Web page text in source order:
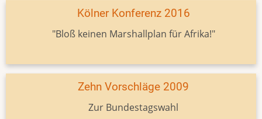
Kölner Konferenz 2016
"Bloß keinen Marshallplan für Afrika!"
Zehn Vorschläge 2009
Zur Bundestagswahl